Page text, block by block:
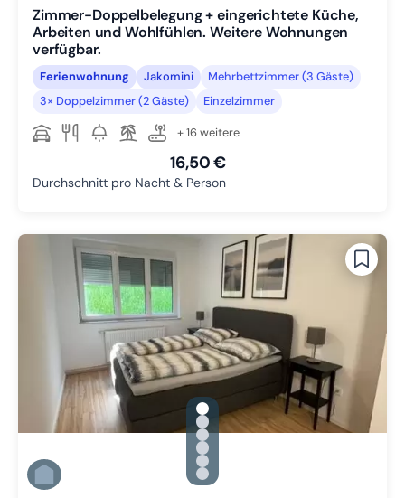
Zimmer-Doppelbelegung + eingerichtete Küche,
Arbeiten und Wohlfühlen. Weitere Wohnungen
verfügbar.
Ferienwohnung Jakomini
Mehrbettzimmer (3 Gäste)
3× Doppelzimmer (2 Gäste)
Einzelzimmer
+ 16 weitere
16,50 €
Durchschnitt pro Nacht & Person
gallery.slide_selector
Zu Slide 1 wechseln
Zu Slide 2 wechseln
Zu Slide 3 wechseln
Zu Slide 4 wechseln
Zu Slide 5 wechseln
Zu Slide 6 wechseln